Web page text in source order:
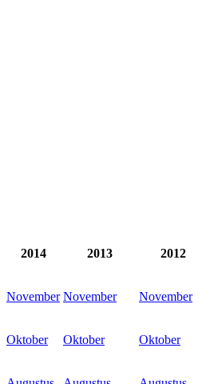
2014 2013 2012
November November November
Oktober Oktober Oktober